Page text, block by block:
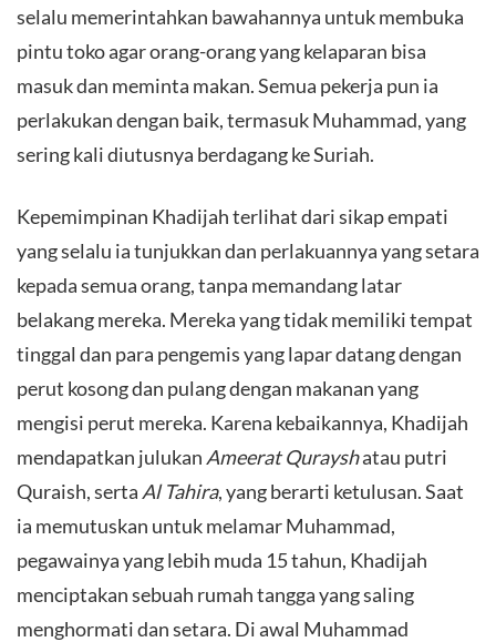
selalu memerintahkan bawahannya untuk membuka
pintu toko agar orang-orang yang kelaparan bisa
masuk dan meminta makan. Semua pekerja pun ia
perlakukan dengan baik, termasuk Muhammad, yang
sering kali diutusnya berdagang ke Suriah.
Kepemimpinan Khadijah terlihat dari sikap empati
yang selalu ia tunjukkan dan perlakuannya yang setara
kepada semua orang, tanpa memandang latar
belakang mereka. Mereka yang tidak memiliki tempat
tinggal dan para pengemis yang lapar datang dengan
perut kosong dan pulang dengan makanan yang
mengisi perut mereka. Karena kebaikannya, Khadijah
mendapatkan julukan Ameerat Qurayshatau putri
Quraish, serta Al Tahira, yang berarti ketulusan. Saat
ia memutuskan untuk melamar Muhammad,
pegawainya yang lebih muda 15 tahun, Khadijah
menciptakan sebuah rumah tangga yang saling
menghormati dan setara. Di awal Muhammad